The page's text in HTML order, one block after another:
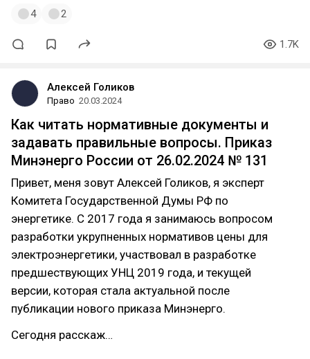
4 2
1.7K
Алексей Голиков
Право 20.03.2024
Как читать нормативные документы и
задавать правильные вопросы. Приказ
Минэнерго России от 26.02.2024 № 131
Привет, меня зовут Алексей Голиков, я эксперт
Комитета Государственной Думы РФ по
энергетике. С 2017 года я занимаюсь вопросом
разработки укрупненных нормативов цены для
электроэнергетики, участвовал в разработке
предшествующих УНЦ 2019 года, и текущей
версии, которая стала актуальной после
публикации нового приказа Минэнерго.
Сегодня расскаж…